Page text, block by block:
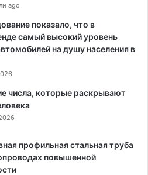
ago
показало, что в
самый высокий уровень
на душу населения в
числа, которые раскрывают
профильная стальная труба
повышенной